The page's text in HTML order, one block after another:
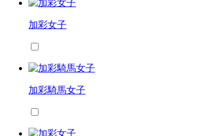
加彩女子
加彩騎馬女子